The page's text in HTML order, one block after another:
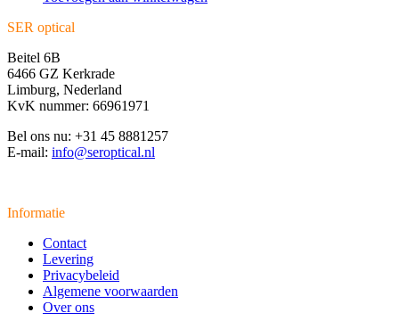
SER optical
Beitel 6B
6466 GZ Kerkrade
Limburg, Nederland
KvK nummer: 66961971
Bel ons nu: +31 45 8881257
E-mail: info@seroptical.nl
Informatie
Contact
Levering
Privacybeleid
Algemene voorwaarden
Over ons